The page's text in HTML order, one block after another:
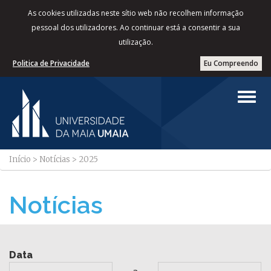
As cookies utilizadas neste sítio web não recolhem informação
pessoal dos utilizadores. Ao continuar está a consentir a sua
utilização.
Eu Compreendo
Politica de Privacidade
Início > Notícias > 2025
Notícias
Data